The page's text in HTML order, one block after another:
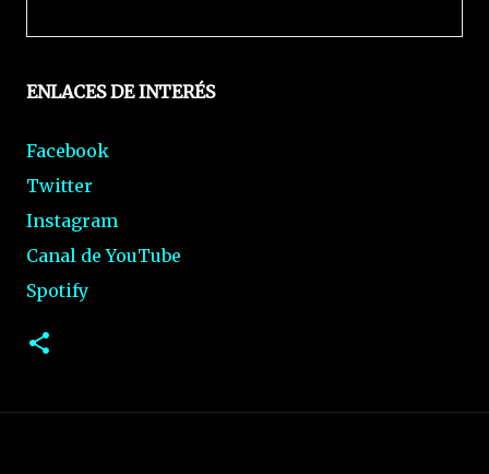
ENLACES DE INTERÉS
Facebook
Twitter
Instagram
Canal de YouTube
Spotify